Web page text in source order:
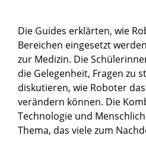
Die Guides erklärten, wie
Bereichen eingesetzt
zur Medizin. Die
die Gelegenheit, Fragen zu
diskutieren, wie Roboter
verändern können. Die
Technologie und
Thema, das viele zum